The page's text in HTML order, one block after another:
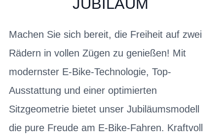
JUBILÄUM
Machen Sie sich bereit, die Freiheit auf zwei
Rädern in vollen Zügen zu genießen! Mit
modernster E-Bike-Technologie, Top-
Ausstattung und einer optimierten
Sitzgeometrie bietet unser Jubiläumsmodell
die pure Freude am E-Bike-Fahren. Kraftvoll